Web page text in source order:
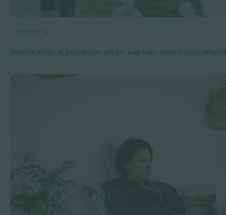
2020 01 10
Nekalta sloga ar pavojingas gripas: kaip laiku atskirti ligos